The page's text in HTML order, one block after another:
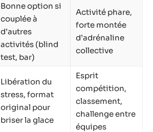
Bonne option si
couplée à
d’autres
activités (blind
test, bar)
Activité phare,
forte montée
d’adrénaline
collective
Libération du
stress, format
original pour
briser la glace
Esprit
compétition,
classement,
challenge entre
équipes